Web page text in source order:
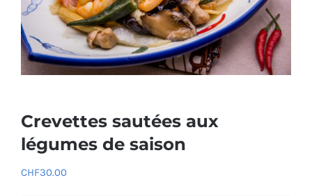
Crevettes sautées aux
légumes de saison
CHF30.00